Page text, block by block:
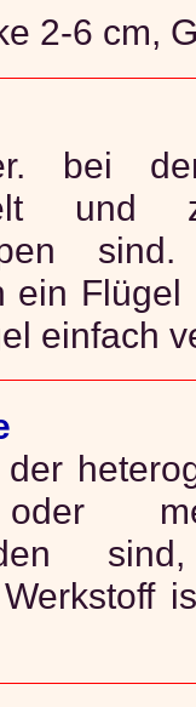
2-6 cm,
bei
und
ein Flügel
einfach